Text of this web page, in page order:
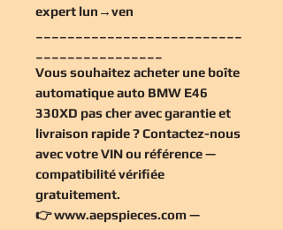
expert lun→ven
Vous souhaitez acheter une boîte
automatique auto BMW E46
330XD pas cheravec garantie et
livraison rapide ? Contactez-nous
avec votre VIN ou référence —
compatibilité vérifiée
gratuitement.
👉www.aepspieces.com—